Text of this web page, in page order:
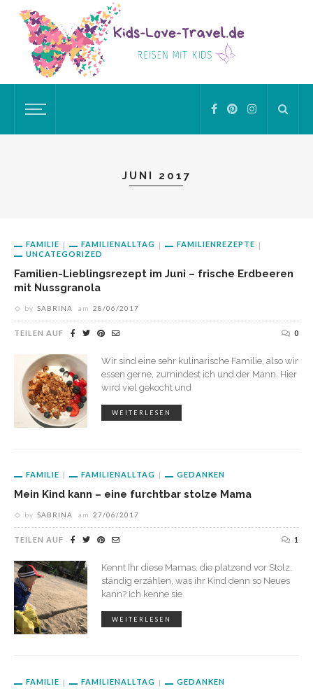
JUNI 2017
FAMILIE FAMILIENALLTAG
FAMILIENREZEPTE
UNCATEGORIZED
Familien-Lieblingsrezept im Juni – frische Erdbeeren
mit Nussgranola
by SABRINA am 28/06/2017
TEILEN AUF 0
Wir sind eine sehr kulinarische Familie, also wir
essen gerne, zumindest ich und der Mann. Hier
wird viel gekocht und
WEITERLESEN
FAMILIE FAMILIENALLTAG GEDANKEN
Mein Kind kann – eine furchtbar stolze Mama
by SABRINA am 27/06/2017
TEILEN AUF 1
Kennt Ihr diese Mamas, die platzend vor Stolz,
ständig erzählen, was ihr Kind denn so Neues
kann? Ich kenne sie
WEITERLESEN
FAMILIE FAMILIENALLTAG GEDANKEN